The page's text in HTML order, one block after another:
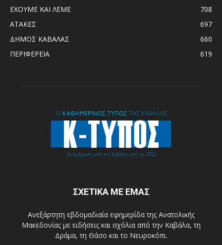
ΕΧΟΥΜΕ ΚΑΙ ΛΕΜΕ
708
ΑΤΑΚΕΣ
697
ΔΗΜΟΣ ΚΑΒΑΛΑΣ
660
ΠΕΡΙΦΕΡΕΙΑ
619
ΣΧΕΤΙΚΑ ΜΕ ΕΜΑΣ
Ανεξάρτητη εβδομαδιαία εφημερίδα της Ανατολικής
Μακεδονίας με ειδήσεις και σχόλια από την Καβάλα, τη
Δράμα, τη Θάσο και το Νευροκόπι.